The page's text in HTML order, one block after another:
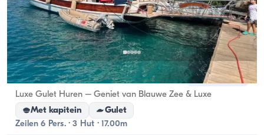
Gocek, Muğla Nieuwe boot
Luxe Gulet Huren – Geniet van Blauwe Zee & Luxe
Met kapitein
Gulet
Zeilen 6 Pers. · 3 Hut · 17.00m